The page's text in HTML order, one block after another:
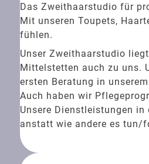
Das Zweithaarstudio für
Mit unseren Toupets,
fühlen.
Unser Zweithaarstudio
Mittelstetten auch zu uns.
ersten Beratung in
Auch haben wir
Unsere Dienstleistungen
anstatt wie andere es tun/